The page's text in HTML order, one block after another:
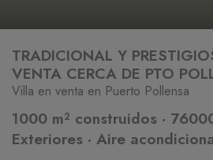
TRADICIONAL Y
VENTA CERCA DE PTO
Villa en venta en Puerto Pollensa
1000 m² construidos ·
Exteriores · Aire